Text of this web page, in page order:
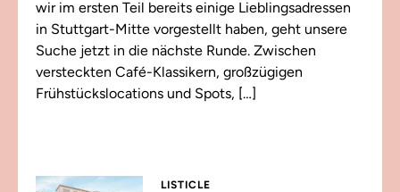
wir im ersten Teil bereits einige Lieblingsadressen
in Stuttgart-Mitte vorgestellt haben, geht unsere
Suche jetzt in die nächste Runde. Zwischen
versteckten Café-Klassikern, großzügigen
Frühstückslocations und Spots, […]
LISTICLE